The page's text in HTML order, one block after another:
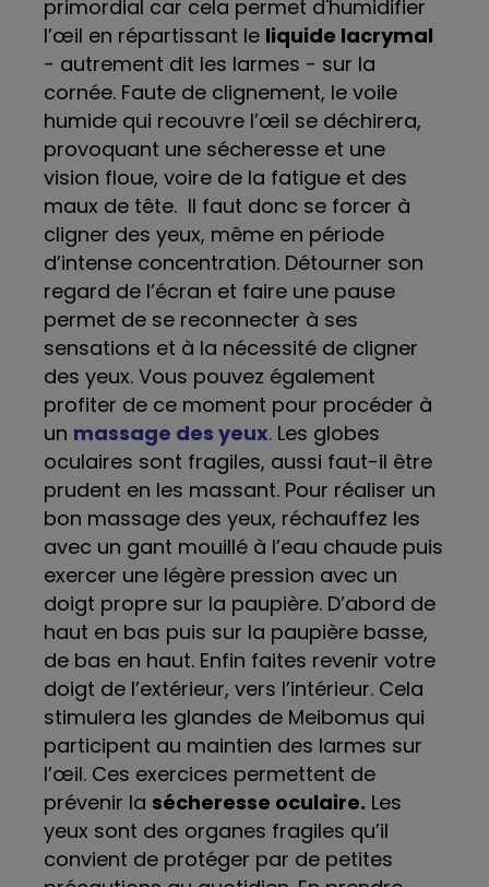
primordial car cela permet d'humidifier
l’œil en répartissant le liquide lacrymal
- autrement dit les larmes - sur la
cornée. Faute de clignement, le voile
humide qui recouvre l’œil se déchirera,
provoquant une sécheresse et une
vision floue, voire de la fatigue et des
maux de tête. Il faut donc se forcer à
cligner des yeux, même en période
d’intense concentration. Détourner son
regard de l’écran et faire une pause
permet de se reconnecter à ses
sensations et à la nécessité de cligner
des yeux. Vous pouvez également
profiter de ce moment pour procéder à
un massage des yeux. Les globes
oculaires sont fragiles, aussi faut-il être
prudent en les massant. Pour réaliser un
bon massage des yeux, réchauffez les
avec un gant mouillé à l’eau chaude puis
exercer une légère pression avec un
doigt propre sur la paupière. D’abord de
haut en bas puis sur la paupière basse,
de bas en haut. Enfin faites revenir votre
doigt de l’extérieur, vers l’intérieur. Cela
stimulera les glandes de Meibomus qui
participent au maintien des larmes sur
l’œil. Ces exercices permettent de
prévenir la sécheresse oculaire. Les
yeux sont des organes fragiles qu’il
convient de protéger par de petites